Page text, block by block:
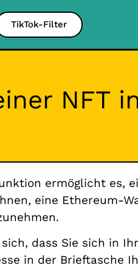
TikTok-Filter
NFT
ermöglicht es,
eine Ethereum-
dass Sie sich in
in der Brieftasche